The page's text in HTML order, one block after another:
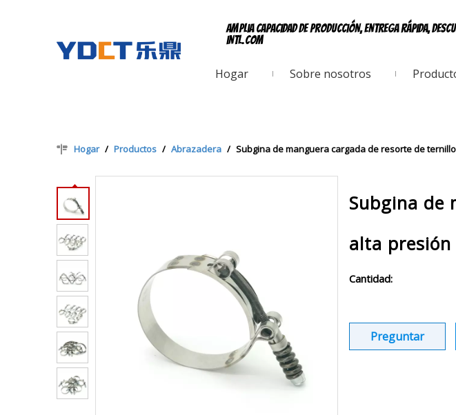
Amplia capacidad de producción, entrega rápida,
intl.com
Hogar Sobre nosotros
Hogar / Productos / Abrazadera / Subgina de manguera cargada de resorte de
Subgina de
alta presión
Cantidad:
Preguntar